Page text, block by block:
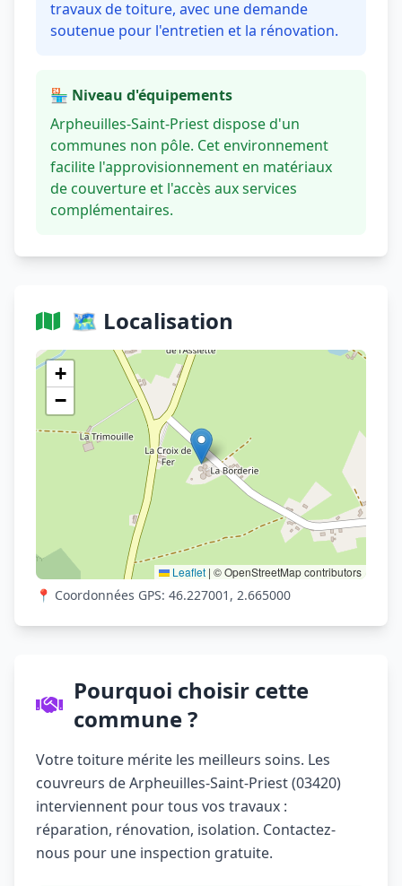
travaux de toiture, avec une demande
soutenue pour l'entretien et la rénovation.
🏪 Niveau d'équipements
Arpheuilles-Saint-Priest dispose d'un
communes non pôle. Cet environnement
facilite l'approvisionnement en matériaux
de couverture et l'accès aux services
complémentaires.
🗺️ Localisation
+
−
Leaflet | © OpenStreetMap contributors
📍 Coordonnées GPS: 46.227001, 2.665000
Pourquoi choisir cette
commune ?
Votre toiture mérite les meilleurs soins. Les
couvreurs de Arpheuilles-Saint-Priest (03420)
interviennent pour tous vos travaux :
réparation, rénovation, isolation. Contactez-
nous pour une inspection gratuite.